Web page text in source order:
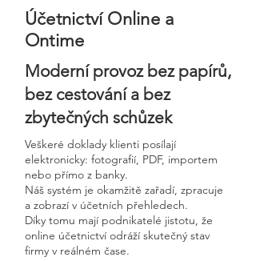
Účetnictví Online a
Ontime
Moderní provoz bez papírů,
bez cestování a bez
zbytečných schůzek
Veškeré doklady klienti posílají
elektronicky: fotografií, PDF, importem
nebo přímo z banky.
Náš systém je okamžitě zařadí, zpracuje
a zobrazí v účetních přehledech.
Díky tomu mají podnikatelé jistotu, že
online účetnictví odráží skutečný stav
firmy v reálném čase.